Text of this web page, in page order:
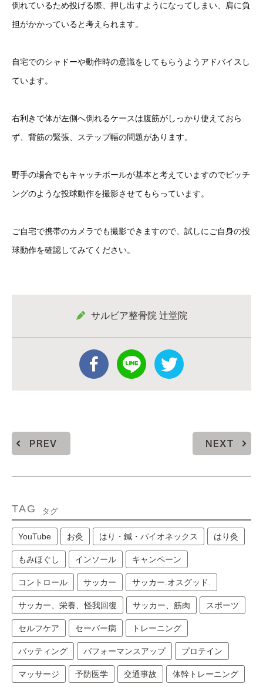
倒れているため投げる際、押し出すようになってしまい、肩に負
担がかかっていると考えられます。
自宅でのシャドーや動作時の意識をしてもらうようアドバイスし
ています。
右利きで体が左側へ倒れるケースは腹筋がしっかり使えておら
ず、背筋の緊張、ステップ幅の問題があります。
野手の場合でもキャッチボールが基本と考えていますのでピッチ
ングのような投球動作を撮影させてもらっています。
ご自宅で携帯のカメラでも撮影できますので、試しにご自身の投
球動作を確認してみてください。
サルビア整骨院 辻堂院
PREV NEXT
TAG タグ
YouTube お灸 はり・鍼・パイオネックス はり灸
もみほぐし インソール キャンペーン
コントロール サッカー サッカー.オスグッド.
サッカー、栄養、怪我回復 サッカー、筋肉 スポーツ
セルフケア セーバー病 トレーニング
バッティング パフォーマンスアップ プロテイン
マッサージ 予防医学 交通事故 体幹トレーニング